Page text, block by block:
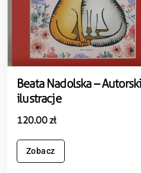
Beata Nadolska –
ilustracje
120.00zł
Zobacz